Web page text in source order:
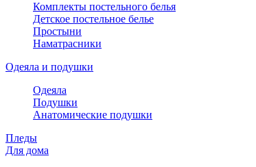
Комплекты постельного белья
Детское постельное белье
Простыни
Наматрасники
Одеяла и подушки
Одеяла
Подушки
Анатомические подушки
Пледы
Для дома